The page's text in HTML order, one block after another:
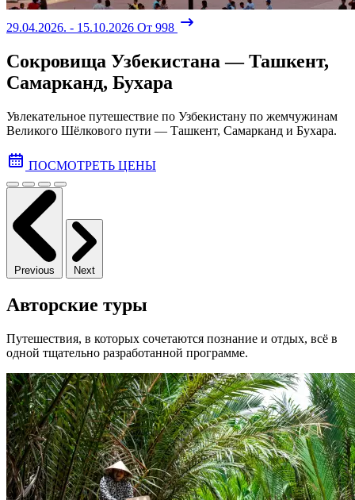
29.04.2026. - 15.10.2026 От 998
Сокровища Узбекистана — Ташкент,
Самарканд, Бухара
Увлекательное путешествие по Узбекистану по жемчужинам
Великого Шёлкового пути — Ташкент, Самарканд и Бухара.
ПОСМОТРЕТЬ ЦЕНЫ
Previous Next
Авторские туры
Путешествия, в которых сочетаются познание и отдых, всё в
одной тщательно разработанной программе.